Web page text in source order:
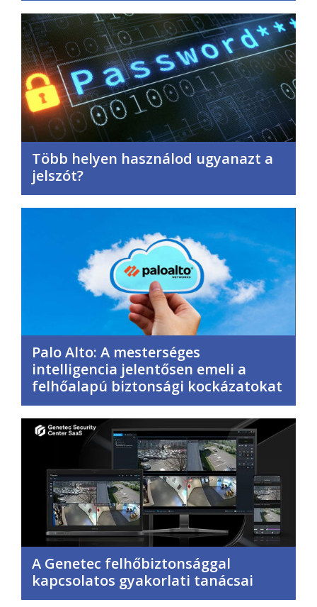
Több helyen használod ugyanazt a
jelszót?
Palo Alto: A mesterséges
intelligencia jelentősen emeli a
felhőalapú biztonsági kockázatokat
A Genetec felhőbiztonsággal
kapcsolatos gyakorlati tanácsai